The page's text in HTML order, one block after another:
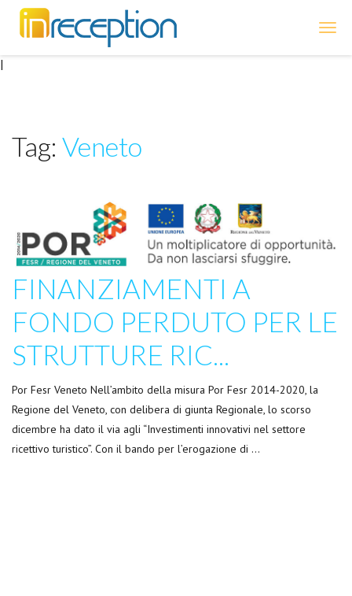
|
Tag: Veneto
FINANZIAMENTI A
FONDO PERDUTO PER LE
STRUTTURE RIC...
Por Fesr Veneto Nell’ambito della misura Por Fesr 2014-2020, la
Regione del Veneto, con delibera di giunta Regionale, lo scorso
dicembre ha dato il via agli “Investimenti innovativi nel settore
ricettivo turistico”. Con il bando per l’erogazione di …